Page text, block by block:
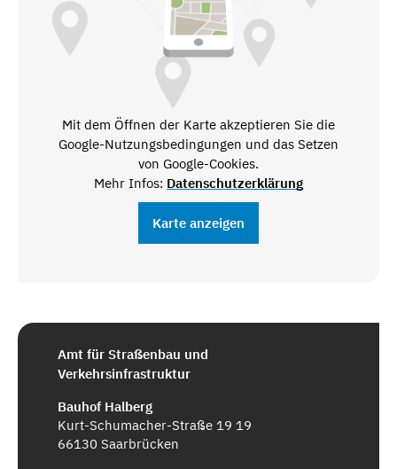
Mit dem Öffnen der Karte akzeptieren Sie die
Google-Nutzungsbedingungen und das Setzen
von Google-Cookies.
Mehr Infos: Datenschutzerklärung
Karte anzeigen
Amt für Straßenbau und
Verkehrsinfrastruktur
Bauhof Halberg
Kurt-Schumacher-Straße 19 19
66130 Saarbrücken